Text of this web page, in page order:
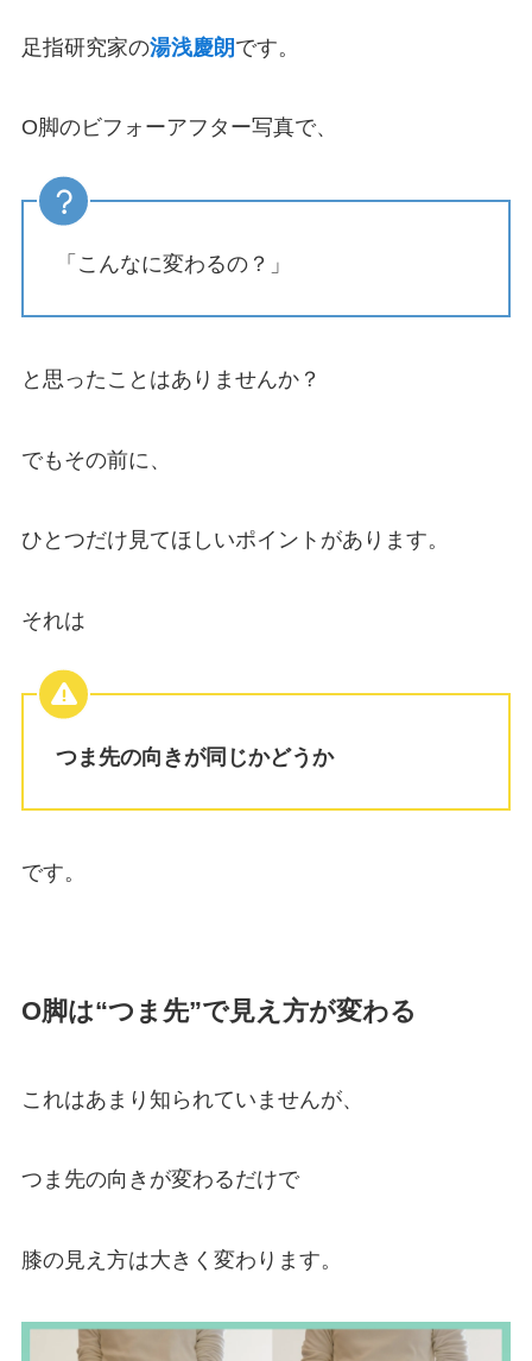
足指研究家の湯浅慶朗 です。
O脚のビフォーアフター写真で、
「こんなに変わるの？」
と思ったことはありませんか？
でもその前に、
ひとつだけ見てほしいポイントがあります。
それは
つま先の向きが同じかどうか
です。
O脚は“つま先”で見え方が変わる
これはあまり知られていませんが、
つま先の向きが変わるだけで
膝の見え方は大きく変わります。